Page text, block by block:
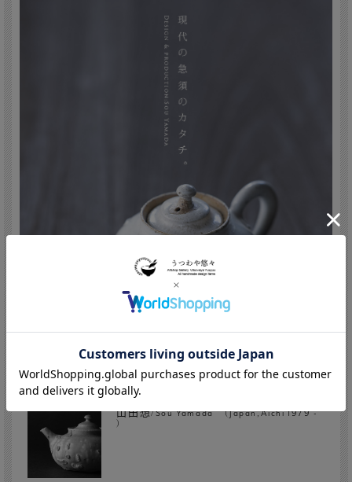
山田想/Sou Yamada (Japan,Aichi 1979 -
)